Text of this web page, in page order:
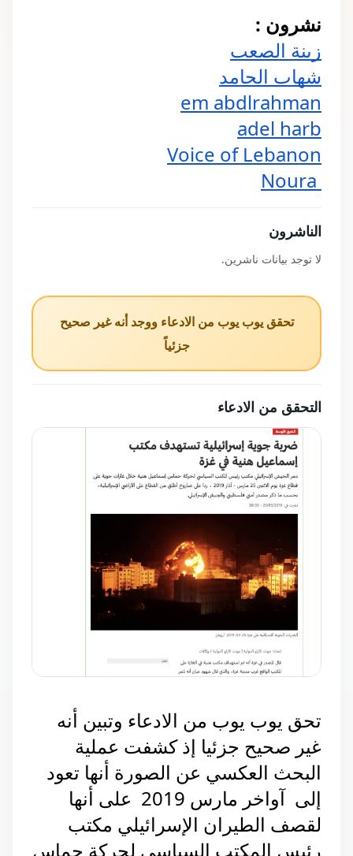
نشرون :
زينة الصعب
شهاب الحامد
em abdlrahman
adel harb
Voice of Lebanon
الناشرون
لا توجد بيانات ناشرين.
تحقق يوب يوب من الادعاء ووجد أنه غير صحيح
جزئياً
التحقق من الادعاء
تحق يوب يوب من الادعاء وتبين أنه
غير صحيح جزئيا إذ كشفت عملية
البحث العكسي عن الصورة أنها تعود
إلى آواخر مارس 2019 على أنها
لقصف الطيران الإسرائيلي مكتب
رئيس المكتب السياسي لحركة حماس